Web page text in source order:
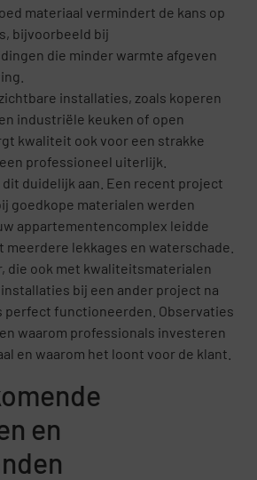
materiaal vermindert de kans op
bijvoorbeeld bij
die minder warmte afgeven
installaties, zoals koperen
industriële keuken of open
kwaliteit ook voor een strakke
professioneel uiterlijk.
duidelijk aan. Een recent project
goedkope materialen werden
appartementencomplex leidde
lekkages en waterschade.
die ook met kwaliteitsmaterialen
bij een ander project na
perfect functioneerden. Observaties
waarom professionals investeren
en waarom het loont voor de klant.
en